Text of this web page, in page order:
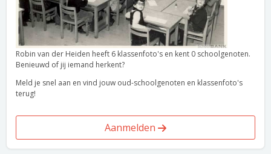
Robin van der Heiden heeft 6 klassenfoto's en kent 0 schoolgenoten.
Benieuwd of jij iemand herkent?
Meld je snel aan en vind jouw oud-schoolgenoten en klassenfoto's
terug!
Aanmelden